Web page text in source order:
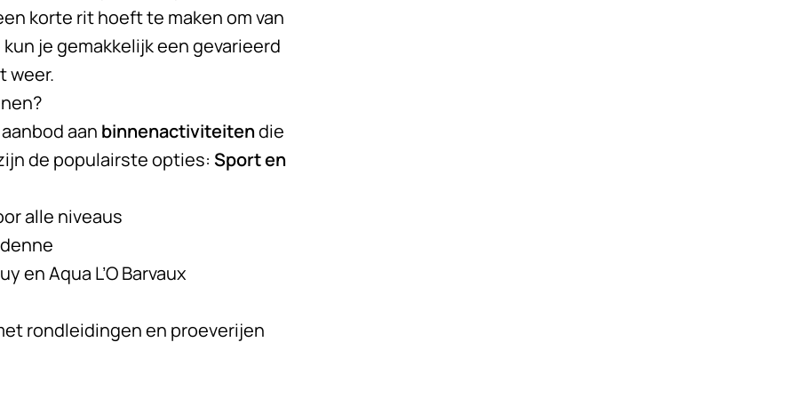
korte rit hoeft te maken om van
je gemakkelijk een gevarieerd
weer.
aan binnenactiviteitendie
de populairste opties: Sport en
alle niveaus
en Aqua L’O Barvaux
rondleidingen en proeverijen